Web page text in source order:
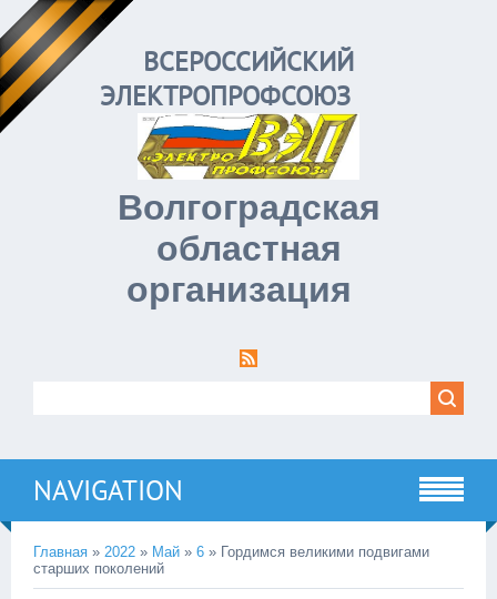
ВСЕРОССИЙСКИЙ
ЭЛЕКТРОПРОФСОЮЗ
Волгоградская
областная
организация
NAVIGATION
Главная » 2022 » Май » 6 » Гордимся великими подвигами
старших поколений